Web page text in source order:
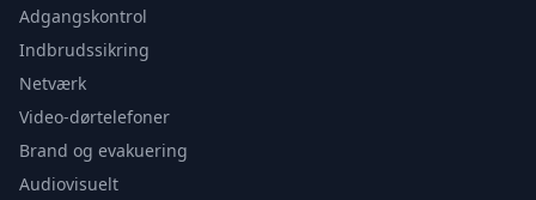
Adgangskontrol
Indbrudssikring
Netværk
Video-dørtelefoner
Brand og evakuering
Audiovisuelt